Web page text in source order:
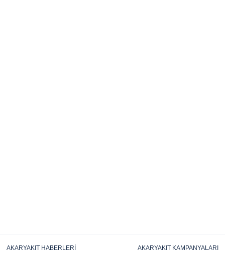
AKARYAKIT HABERLERI AKARYAKIT KAMPANYALARI